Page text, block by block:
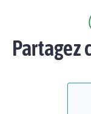
Partagez